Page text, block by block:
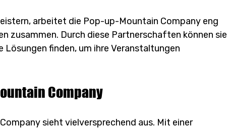
arbeitet die Pop-up-Mountain Company eng
zusammen. Durch diese Partnerschaften können sie
Lösungen finden, um ihre Veranstaltungen
Company
sieht vielversprechend aus. Mit einer